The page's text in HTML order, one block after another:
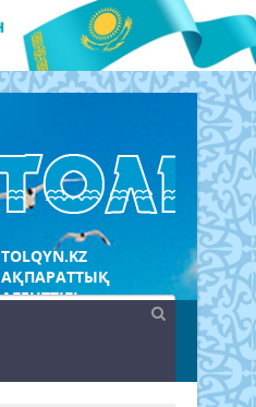
TOLQYN.KZ
АҚПАРАТТЫҚ
АГЕНТТІГІ